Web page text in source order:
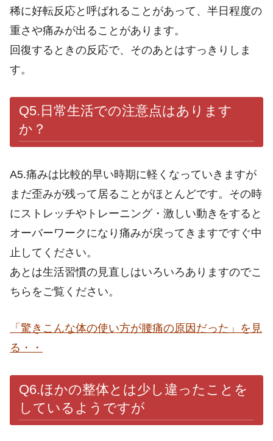
稀に好転反応と呼ばれることがあって、半日程度の
重さや痛みが出ることがあります。
回復するときの反応で、そのあとはすっきりしま
す。
Q5.日常生活での注意点はあります
か？
A5.痛みは比較的早い時期に軽くなっていきますが
まだ歪みが残って居ることがほとんどです。その時
にストレッチやトレーニング・激しい動きをすると
オーバーワークになり痛みが戻ってきますですぐ中
止してください。
あとは生活習慣の見直しはいろいろありますのでこ
ちらをご覧ください。
「驚きこんな体の使い方が腰痛の原因だった」を見
る・・
Q6.ほかの整体とは少し違ったことを
しているようですが